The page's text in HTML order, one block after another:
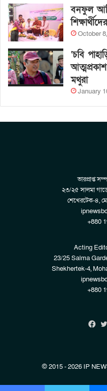
বনফুল
October
‘চবি
মথুরা
January
ভারপ্রাপ্ত
২৩/২৫ সালমা
শেখেরটেক-৪,
+880
Acting
23/25 Salma
Shekhertek-4,
+880
© 2015 - 2026 IP